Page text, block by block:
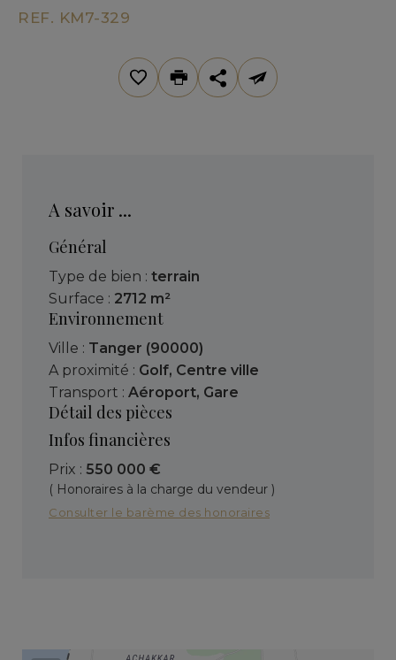
REF. KM7-329
A savoir ...
Général
Type de bien : terrain
Surface : 2712 m²
Environnement
Ville : Tanger (90000)
A proximité : Golf, Centre ville
Transport : Aéroport, Gare
Détail des pièces
Infos financières
Prix : 550 000 €
( Honoraires à la charge du vendeur )
Consulter le barème des honoraires